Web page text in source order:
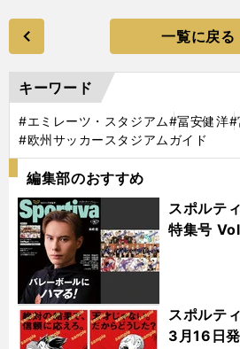
一覧に戻る
キーワード
#エミレーツ・スタジアム#冨安健洋#
#欧州サッカースタジアムガイド
編集部のおすすめ
スポルテ
特集号
スポルテ
3月16日